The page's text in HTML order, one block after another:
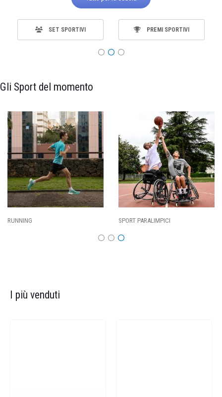
SET SPORTIVI PREMI SPORTIVI
Gli Sport del momento
RUNNING SPORT PARALIMPICI
I più venduti